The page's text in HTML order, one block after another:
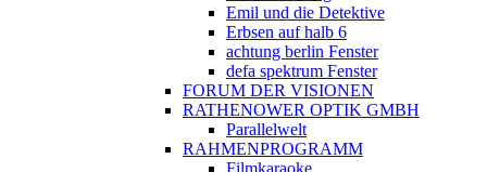
Emil und die Detektive
Erbsen auf halb 6
achtung berlin Fenster
defa spektrum Fenster
FORUM DER VISIONEN
RATHENOWER OPTIK GMBH
Parallelwelt
RAHMENPROGRAMM
Filmkaraoke